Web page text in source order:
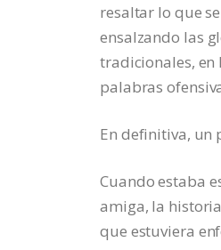
resaltar lo que
ensalzando las
tradicionales, en
palabras
En definitiva, un
Cuando estaba
amiga, la
que estuviera